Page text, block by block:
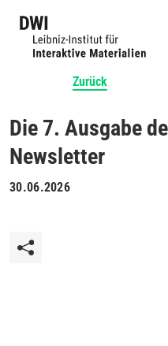
Zurück
Die 7. Ausgabe
Newsletter
30.06.2026